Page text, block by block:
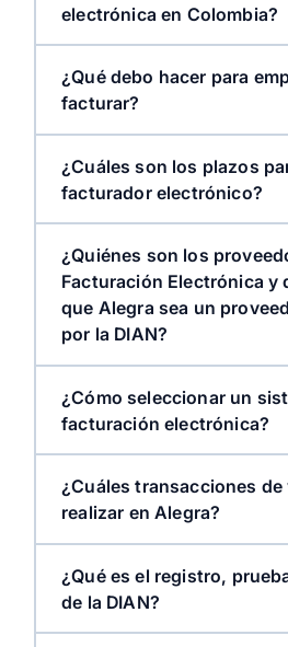
electrónica en Colombia?
¿Qué debo hacer para
facturar?
¿Cuáles son los plazos
facturador electrónico?
¿Quiénes son los
Facturación Electrónica y
que Alegra sea un
por la DIAN?
¿Cómo seleccionar un
facturación electrónica?
¿Cuáles transacciones
realizar en Alegra?
¿Qué es el registro,
de la DIAN?